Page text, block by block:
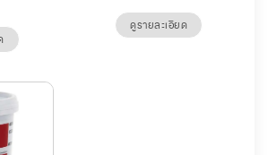
ดูรายละเอียด